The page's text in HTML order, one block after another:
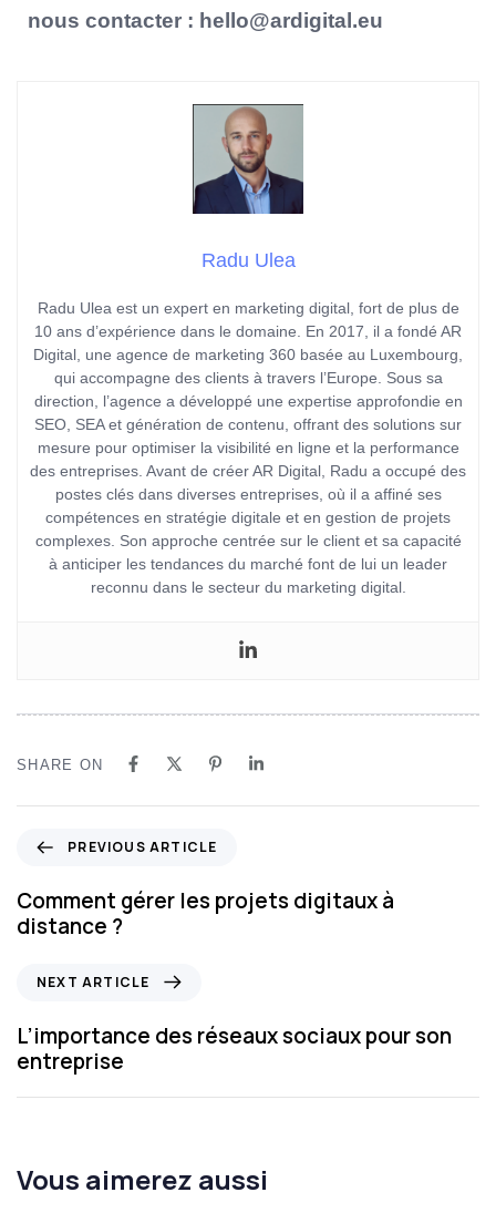
nous contacter : hello@ardigital.eu
Radu Ulea
Radu Ulea est un expert en marketing digital, fort de plus de
10 ans d’expérience dans le domaine. En 2017, il a fondé AR
Digital, une agence de marketing 360 basée au Luxembourg,
qui accompagne des clients à travers l’Europe. Sous sa
direction, l’agence a développé une expertise approfondie en
SEO, SEA et génération de contenu, offrant des solutions sur
mesure pour optimiser la visibilité en ligne et la performance
des entreprises. Avant de créer AR Digital, Radu a occupé des
postes clés dans diverses entreprises, où il a affiné ses
compétences en stratégie digitale et en gestion de projets
complexes. Son approche centrée sur le client et sa capacité
à anticiper les tendances du marché font de lui un leader
reconnu dans le secteur du marketing digital.
SHARE ON
PREVIOUS ARTICLE
Comment gérer les projets digitaux à
distance ?
NEXT ARTICLE
L’importance des réseaux sociaux pour son
entreprise
Vous aimerez aussi